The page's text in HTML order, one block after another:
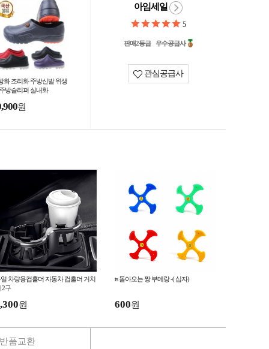
화 조리화 주방신발 위생
방슬리퍼 실내화
원
아임세일
5
판매2등급 우수공급사
관심공급사
차량용컵홀더 자동차 컵홀더 거치
2구
원
ts 돌아오는 짱 부메랑 -( 십자)
600원
반품교환